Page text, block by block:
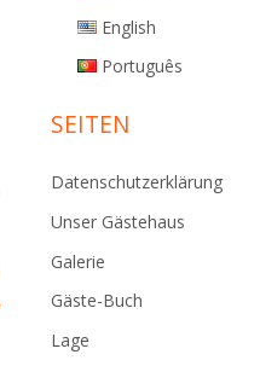
English
Português
SEITEN
Datenschutzerklärung
Unser Gästehaus
Galerie
Gäste-Buch
Lage